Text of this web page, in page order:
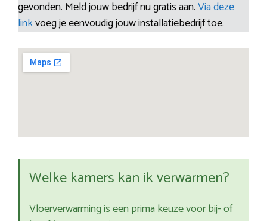
gevonden. Meld jouw bedrijf nu gratis aan.Via deze
linkvoeg je eenvoudig jouw installatiebedrijf toe.
Welke kamers kan ik verwarmen?
Vloerverwarming is een prima keuze voor bij- of